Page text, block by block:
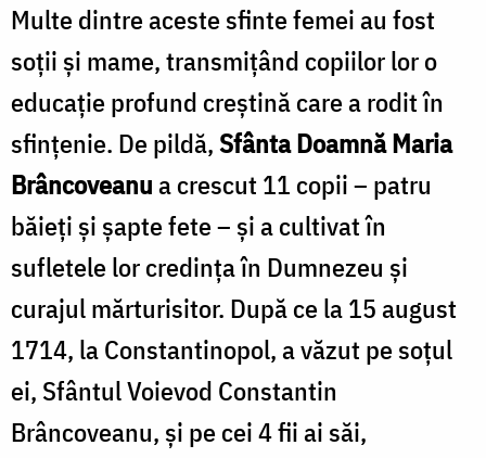
Multe dintre aceste sfinte femei au fost
soții și mame, transmițând copiilor lor o
educație profund creștină care a rodit în
sfințenie. De pildă,Sfânta Doamnă Maria
Brâncoveanua crescut 11 copii – patru
băieți și șapte fete – și a cultivat în
sufletele lor credința în Dumnezeu și
curajul mărturisitor. După ce la 15 august
1714, la Constantinopol, a văzut pe soțul
ei, Sfântul Voievod Constantin
Brâncoveanu, și pe cei 4 fii ai săi,